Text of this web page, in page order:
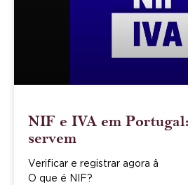
NIF e IVA em
servem
Verificar e registrar agora â
O que é NIF?